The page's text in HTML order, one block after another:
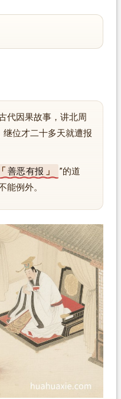
代因果故事，讲北周
继位才二十多天就遭报
善恶有报
”的道
能例外。